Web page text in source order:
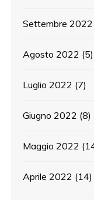
Settembre 2022
Agosto 2022 (5)
Luglio 2022 (7)
Giugno 2022 (8)
Maggio 2022
Aprile 2022 (14)